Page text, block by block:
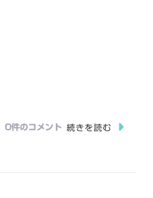
え
0件のコメント 続きを読む